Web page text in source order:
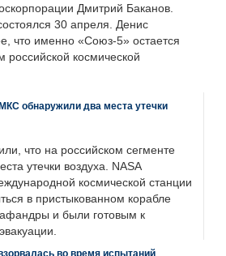
Дмитрий Баканов.
30 апреля. Денис
что именно «Союз-5» остается
российской космической
обнаружили два места утечки
что на российском сегменте
утечки воздуха. NASA
космической станции
в пристыкованном корабле
и были готовым к
во время испытаний